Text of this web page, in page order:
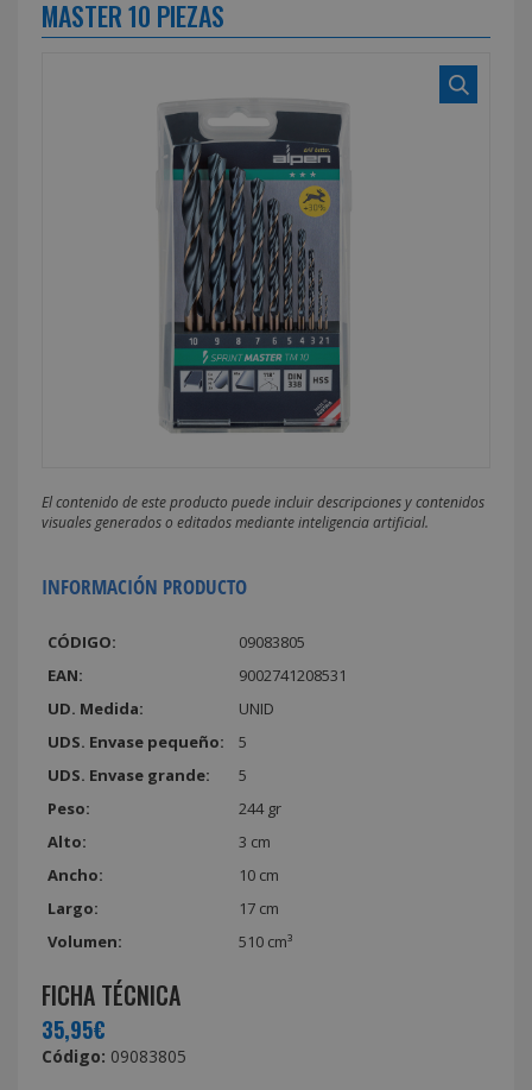
MASTER 10 PIEZAS
El contenido de este producto puede incluir descripciones y contenidos
visuales generados o editados mediante inteligencia artificial.
INFORMACIÓN PRODUCTO
CÓDIGO:
09083805
EAN:
9002741208531
UD. Medida:
UNID
UDS. Envase pequeño:
5
UDS. Envase grande:
5
Peso:
244 gr
Alto:
3 cm
Ancho:
10 cm
Largo:
17 cm
Volumen:
510 cm³
FICHA TÉCNICA
35,95€
Código: 09083805